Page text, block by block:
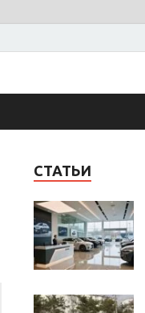
СТАТЬИ